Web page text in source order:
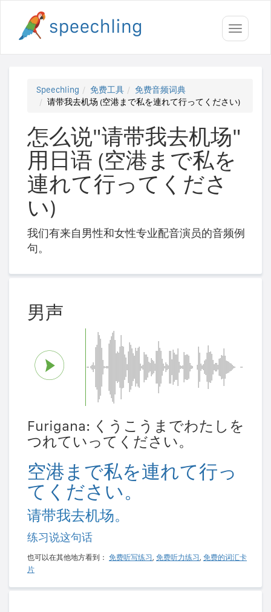
Toggle
Speechling 免费工具
免费音频词典
请带我去机场 (空港まで私を連れて行ってください)
怎么说"请带我去机场"
用日语 (空港まで私を
連れて行ってくださ
い)
我们有来自男性和女性专业配音演员的音频例
句。
男声
Furigana: くうこうまでわたしを
つれていってください。
空港まで私を連れて行っ
てください。
请带我去机场。
练习说这句话
也可以在其他地方看到： 免费听写练习, 免费听力练习, 免费的词汇卡
片